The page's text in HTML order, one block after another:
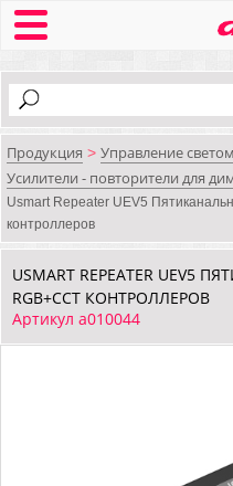
Продукция > Управление светом
Усилители - повторители для
Usmart Repeater UEV5
контроллеров
USMART REPEATER
RGB+CCT КОНТРОЛЛЕРОВ
Артикул a010044